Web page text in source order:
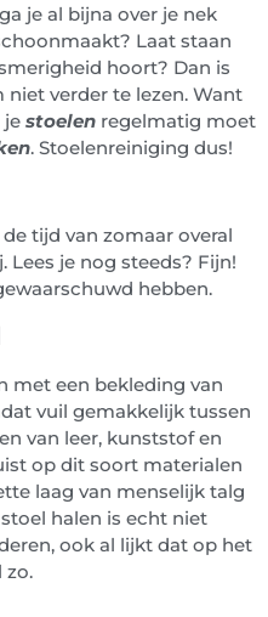
je al bijna over je nek
Laat staan
hoort? Dan is
verder te lezen. Want
je stoelen regelmatig moet
. Stoelenreiniging dus!
tijd van zomaar overal
je nog steeds? Fijn!
hebben.
met een bekleding van
vuil gemakkelijk tussen
van leer, kunststof en
op dit soort materialen
laag van menselijk talg
halen is echt niet
ook al lijkt dat op het
zo.